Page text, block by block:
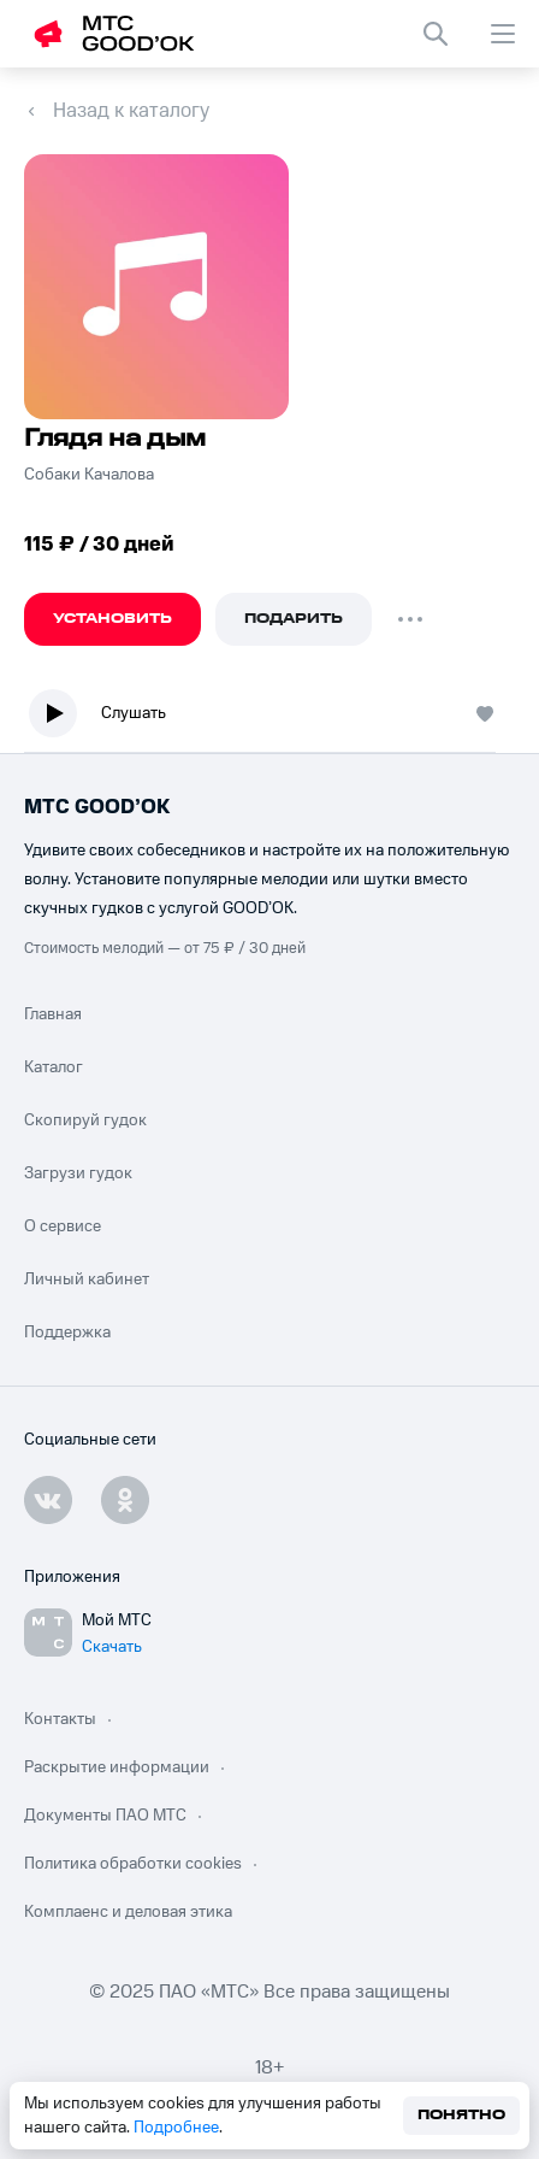
Назад к каталогу
Глядя на дым
Собаки Качалова
115 ₽ / 30 дней
УСТАНОВИТЬ ПОДАРИТЬ
Слушать
Мы используем cookies для улучшения работы
нашего сайта. Подробнее.
ПОНЯТНО
МТС GOOD’OK
Удивите своих собеседников и настройте их на положительную
волну. Установите популярные мелодии или шутки вместо
скучных гудков с услугой GOOD’OK.
Стоимость мелодий — от 75 ₽ / 30 дней
Главная
Каталог
Скопируй гудок
Загрузи гудок
О сервисе
Личный кабинет
Поддержка
Социальные сети
Приложения
Мой МТС
Скачать
Контакты
Раскрытие информации
Документы ПАО МТС
Политика обработки cookies
Комплаенс и деловая этика
© 2025 ПАО «МТС» Все права защищены
18+